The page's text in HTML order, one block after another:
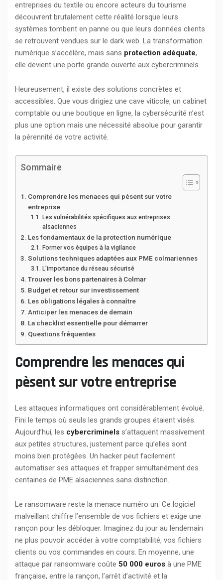
entreprises du textile ou encore acteurs du tourisme
découvrent brutalement cette réalité lorsque leurs
systèmes tombent en panne ou que leurs données clients
se retrouvent vendues sur le dark web. La transformation
numérique s’accélère, mais sans protection adéquate,
elle devient une porte grande ouverte aux cybercriminels.
Heureusement, il existe des solutions concrètes et
accessibles. Que vous dirigiez une cave viticole, un cabinet
comptable ou une boutique en ligne, la cybersécurité n’est
plus une option mais une nécessité absolue pour garantir
la pérennité de votre activité.
Sommaire
Comprendre les menaces qui pèsent sur votre
entreprise
Les vulnérabilités spécifiques aux entreprises
alsaciennes
Les fondamentaux de la protection numérique
Former vos équipes à la vigilance
Solutions techniques adaptées aux PME colmariennes
L’importance du réseau sécurisé
Trouver les bons partenaires à Colmar
Budget et retour sur investissement
Les obligations légales à connaître
Anticiper les menaces de demain
La checklist essentielle pour démarrer
Questions fréquentes
Comprendre les menaces qui
pèsent sur votre entreprise
Les attaques informatiques ont considérablement évolué.
Fini le temps où seuls les grands groupes étaient visés.
Aujourd’hui, les cybercriminels s’attaquent massivement
aux petites structures, justement parce qu’elles sont
moins bien protégées. Un hacker peut facilement
automatiser ses attaques et frapper simultanément des
centaines de PME alsaciennes sans distinction.
Le ransomware reste la menace numéro un. Ce logiciel
malveillant chiffre l’ensemble de vos fichiers et exige une
rançon pour les débloquer. Imaginez du jour au lendemain
ne plus pouvoir accéder à votre comptabilité, vos fichiers
clients ou vos commandes en cours. En moyenne, une
attaque par ransomware coûte 50 000 euros à une PME
française, entre la rançon, l’arrêt d’activité et la